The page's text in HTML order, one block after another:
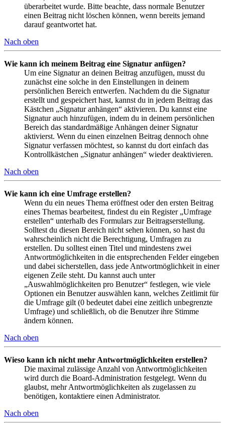
überarbeitet wurde. Bitte beachte, dass normale Benutzer
einen Beitrag nicht löschen können, wenn bereits jemand
darauf geantwortet hat.
Nach oben
Wie kann ich meinem Beitrag eine Signatur anfügen?
Um eine Signatur an deinen Beitrag anzufügen, musst du
zunächst eine solche in den Einstellungen in deinem
persönlichen Bereich entwerfen. Nachdem du die Signatur
erstellt und gespeichert hast, kannst du in jedem Beitrag das
Kästchen „Signatur anhängen“ aktivieren. Du kannst eine
Signatur auch hinzufügen, indem du in deinem persönlichen
Bereich das standardmäßige Anhängen deiner Signatur
aktivierst. Wenn du einen einzelnen Beitrag dennoch ohne
Signatur verfassen möchtest, so kannst du dort einfach das
Kontrollkästchen „Signatur anhängen“ wieder deaktivieren.
Nach oben
Wie kann ich eine Umfrage erstellen?
Wenn du ein neues Thema eröffnest oder den ersten Beitrag
eines Themas bearbeitest, findest du ein Register „Umfrage
erstellen“ unterhalb des Formulars zur Beitragserstellung.
Solltest du diesen Bereich nicht sehen können, so hast du
wahrscheinlich nicht die Berechtigung, Umfragen zu
erstellen. Du solltest einen Titel und mindestens zwei
Antwortmöglichkeiten in die entsprechenden Felder eingeben
und dabei sicherstellen, dass jede Antwortmöglichkeit in einer
eigenen Zeile steht. Du kannst auch unter
„Auswahlmöglichkeiten pro Benutzer“ festlegen, wie viele
Optionen ein Benutzer auswählen kann, welches Zeitlimit für
die Umfrage gilt (0 bedeutet dabei eine zeitlich unbegrenzte
Umfrage) und schließlich, ob die Benutzer ihre Stimme
ändern können.
Nach oben
Wieso kann ich nicht mehr Antwortmöglichkeiten erstellen?
Die maximal zulässige Anzahl von Antwortmöglichkeiten
wird durch die Board-Administration festgelegt. Wenn du
glaubst, mehr Antwortmöglichkeiten als zugelassen zu
benötigen, kontaktiere einen Administrator.
Nach oben